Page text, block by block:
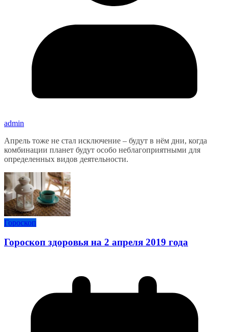
admin
Апрель тоже не стал исключение – будут в нём дни, когда
комбинации планет будут особо неблагоприятными для
определенных видов деятельности.
Гороскоп
Гороскоп здоровья на 2 апреля 2019 года